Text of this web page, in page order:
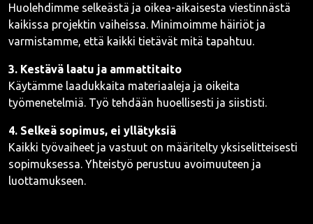
Huolehdimme selkeästä ja oikea-aikaisesta viestinnästä
kaikissa projektin vaiheissa. Minimoimme häiriöt ja
varmistamme, että kaikki tietävät mitä tapahtuu.
3. Kestävä laatu ja ammattitaito
Käytämme laadukkaita materiaaleja ja oikeita
työmenetelmiä. Työ tehdään huoellisesti ja siististi.
4. Selkeä sopimus, ei yllätyksiä
Kaikki työvaiheet ja vastuut on määritelty yksiselitteisesti
sopimuksessa. Yhteistyö perustuu avoimuuteen ja
luottamukseen.